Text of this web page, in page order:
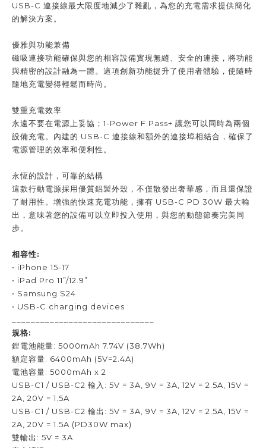
USB-C 連接線最大限度地減少了雜亂，為您的充電需求提供簡化
的解決方案。
優雅與功能兼備
磁吸連接功能確保與您的相容設備實現無縫、安全的連接，將功能
與精密的設計融為一體。這項創新功能提升了使用者體驗，使隨時
隨地充電變得輕鬆而時尚。
雙重充電效率
永遠不要在電源上妥協；1-Power F.Pass+ 讓您可以同時為兩個
設備充電。內建的 USB-C 連接線和額外的連接埠相結合，確保了
電源管理的效率和便利性。
永恆的設計，可靠的結構
這款行動電源採用優質鋁製外殼，不僅散發出奢華感，而且還保證
了耐用性。增強的快速充電功能，擁有 USB-C PD 30W 最大輸
出，意味著您的設備可以立即投入使用，與您的動態節奏完美同
步。
相容性:
• iPhone 15-17
• iPad Pro 11”/12.9”
• Samsung S24
• USB-C charging devices
規格:
鋰電池能量: 5000mAh 7.74V (38.7Wh)
額定容量: 6400mAh (5V=2.4A)
電池容量: 5000mAh x 2
USB-C1 / USB-C2 輸入: 5V = 3A, 9V = 3A, 12V = 2.5A, 15V =
2A, 20V = 1.5A
USB-C1 / USB-C2 輸出: 5V = 3A, 9V = 3A, 12V = 2.5A, 15V =
2A, 20V = 1.5A (PD30W max)
雙輸出: 5V = 3A